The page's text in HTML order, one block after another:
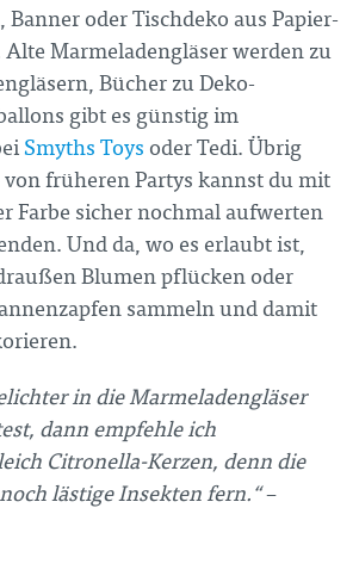
Banner oder Tischdeko aus Papier-
Marmeladengläser werden zu
Bücher zu Deko-
gibt es günstig im
Smyths Toys oder Tedi. Übrig
von früheren Partys kannst du mit
Farbe sicher nochmal aufwerten
Und da, wo es erlaubt ist,
Blumen pflücken oder
sammeln und damit
in die Marmeladengläser
dann empfehle ich
Citronella-Kerzen, denn die
lästige Insekten fern.“–